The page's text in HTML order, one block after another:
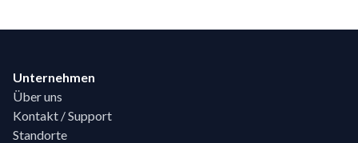
Unternehmen
Über uns
Kontakt / Support
Standorte